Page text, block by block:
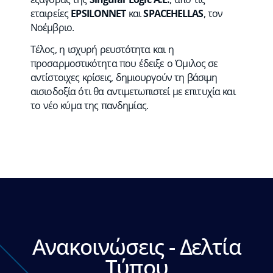
εταιρείεςEPSILONNETκαιSPACEHELLAS, τον
Νοέμβριο.
Τέλος, η ισχυρή ρευστότητα και η
προσαρμοστικότητα που έδειξε ο Όμιλος σε
αντίστοιχες κρίσεις, δημιουργούν τη βάσιμη
αισιοδοξία ότι θα αντιμετωπιστεί με επιτυχία και
το νέο κύμα της πανδημίας.
Ανακοινώσεις - Δελτία
Τύπου